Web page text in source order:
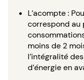
L’acompte :
correspond au
moins de 2
l’intégralité
d’énergie en